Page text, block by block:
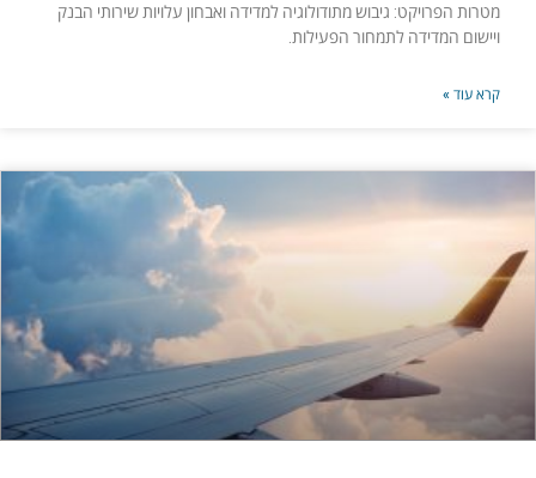
מטרות הפרויקט: גיבוש מתודולוגיה למדידה ואבחון עלויות שירותי הבנק
ויישום המדידה לתמחור הפעילות.
קרא עוד »